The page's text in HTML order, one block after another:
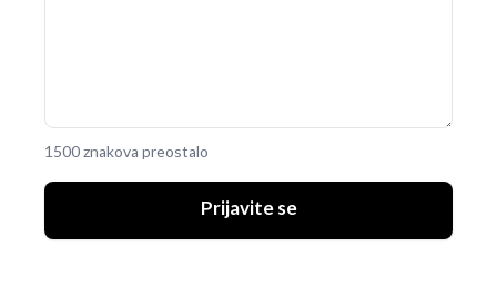
1500 znakova preostalo
Prijavite se